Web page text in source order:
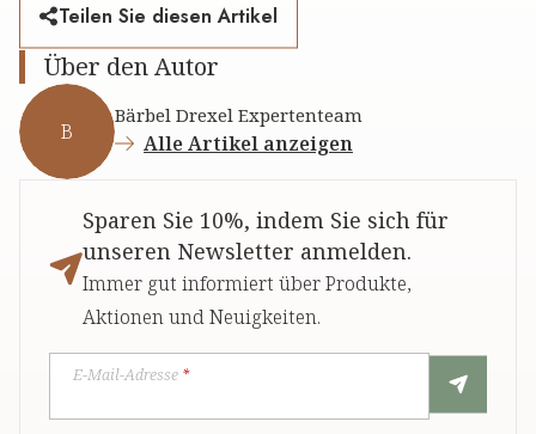
Teilen Sie diesen Artikel
Über den Autor
B
Bärbel Drexel Expertenteam
Alle Artikel anzeigen
Sparen Sie 10%, indem Sie sich für
unseren Newsletter anmelden.
Immer gut informiert über Produkte,
Aktionen und Neuigkeiten.
E-Mail-Adresse *